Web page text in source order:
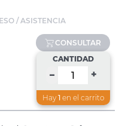
/ ASISTENCIA
CONSULTAR
CANTIDAD
– +
Hay 1en el carrito